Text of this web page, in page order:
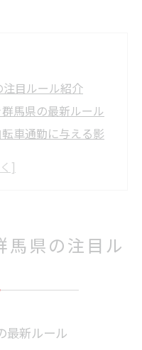
目ルール紹介
馬県の最新ルール
車通勤に与える影
利用と県の対応
ルメット努力義務
からできる備え
切符制度の基本理
けた自転車通勤対
馬県の注目ル
最新ルール